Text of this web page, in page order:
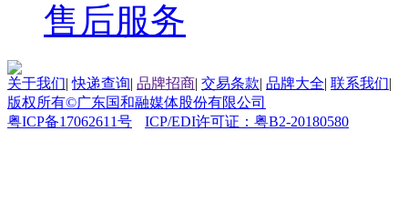
售后服务
关于我们|快递查询| 品牌招商| 交易条款| 品牌大全| 联系我们|
版权所有©广东国和融媒体股份有限公司
粤ICP备17062611号
ICP/EDI许可证：粤B2-20180580